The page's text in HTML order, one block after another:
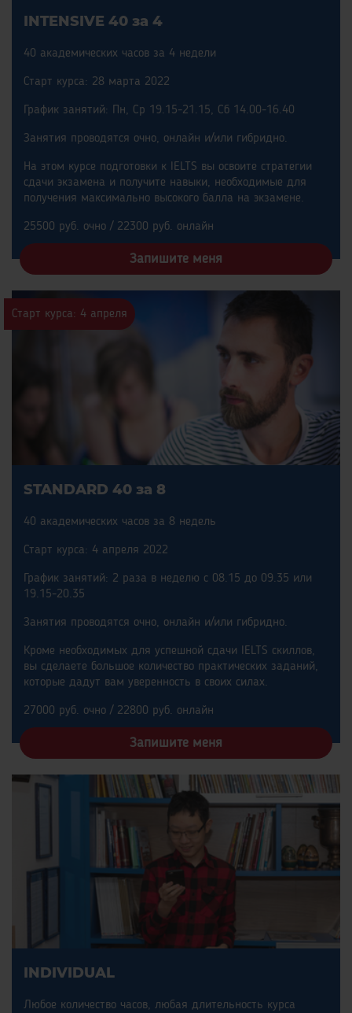
INTENSIVE 40 за 4
40 академических часов за 4 недели
Старт курса: 28 марта 2022
График занятий: Пн, Ср 19.15-21.15, Сб 14.00-16.40
Занятия проводятся очно, онлайн и/или гибридно.
На этом курсе подготовки к IELTS вы освоите стратегии
сдачи экзамена и получите навыки, необходимые для
получения максимально высокого балла на экзамене.
25500 руб. очно / 22300 руб. онлайн
Запишите меня
Старт курса: 4 апреля
STANDARD 40 за 8
40 академических часов за 8 недель
Старт курса: 4 апреля 2022
График занятий: 2 раза в неделю с 08.15 до 09.35 или
19.15-20.35
Занятия проводятся очно, онлайн и/или гибридно.
Кроме необходимых для успешной сдачи IELTS скиллов,
вы сделаете большое количество практических заданий,
которые дадут вам уверенность в своих силах.
27000 руб. очно / 22800 руб. онлайн
Запишите меня
INDIVIDUAL
Любое количество часов, любая длительность курса